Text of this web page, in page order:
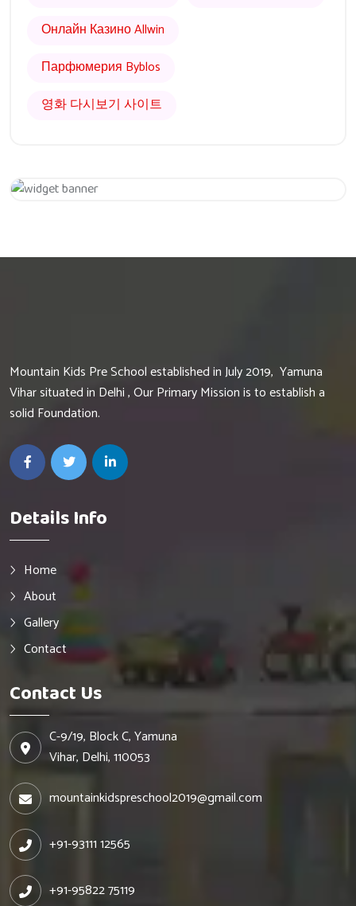
Онлайн Казино Allwin
Парфюмерия Byblos
영화 다시보기 사이트
Mountain Kids Pre School established in July 2019, Yamuna
Vihar situated in Delhi , Our Primary Mission is to establish a
solid Foundation.
Details Info
Home
About
Gallery
Contact
Contact Us
C-9/19, Block C, Yamuna
Vihar, Delhi, 110053
mountainkidspreschool2019@gmail.com
+91-93111 12565
+91-95822 75119